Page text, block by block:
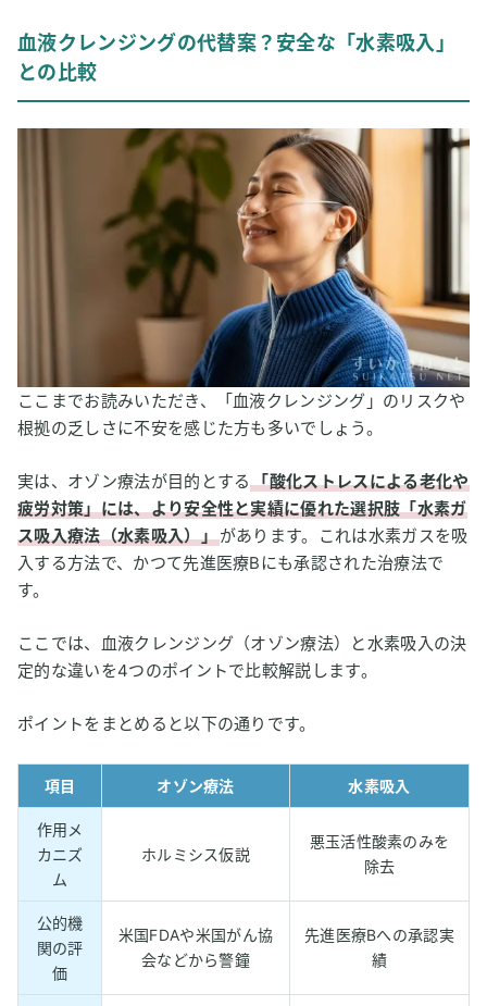
血液クレンジングの代替案？安全な「水素吸入」
との比較
ここまでお読みいただき、「血液クレンジング」のリスクや
根拠の乏しさに不安を感じた方も多いでしょう。
実は、オゾン療法が目的とする「酸化ストレスによる老化や
疲労対策」には、より安全性と実績に優れた選択肢「水素ガ
ス吸入療法（水素吸入）」があります。これは水素ガスを吸
入する方法で、かつて先進医療Bにも承認された治療法で
す。
ここでは、血液クレンジング（オゾン療法）と水素吸入の決
定的な違いを4つのポイントで比較解説します。
ポイントをまとめると以下の通りです。
項目 オゾン療法 水素吸入
作用メ
カニズ
ム
ホルミシス仮説
悪玉活性酸素のみを
除去
公的機
関の評
価
米国FDAや米国がん協
会などから警鐘
先進医療Bへの承認実
績